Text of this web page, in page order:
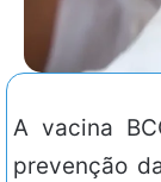
A vacina
prevenção